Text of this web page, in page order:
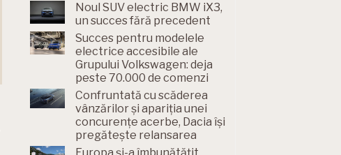
Noul SUV electric BMW iX3,
un succes fără precedent
Succes pentru modelele
electrice accesibile ale
Grupului Volkswagen: deja
peste 70.000 de comenzi
Confruntată cu scăderea
vânzărilor și apariția unei
concurențe acerbe, Dacia își
pregătește relansarea